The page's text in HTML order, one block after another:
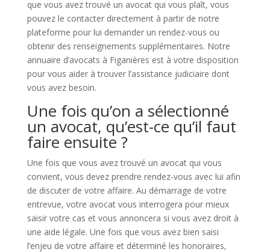
que vous avez trouvé un avocat qui vous plaît, vous
pouvez le contacter directement à partir de notre
plateforme pour lui demander un rendez-vous ou
obtenir des renseignements supplémentaires. Notre
annuaire d’avocats à Figanières est à votre disposition
pour vous aider à trouver l’assistance judiciaire dont
vous avez besoin.
Une fois qu’on a sélectionné
un avocat, qu’est-ce qu’il faut
faire ensuite ?
Une fois que vous avez trouvé un avocat qui vous
convient, vous devez prendre rendez-vous avec lui afin
de discuter de votre affaire. Au démarrage de votre
entrevue, votre avocat vous interrogera pour mieux
saisir votre cas et vous annoncera si vous avez droit à
une aide légale. Une fois que vous avez bien saisi
l’enjeu de votre affaire et déterminé les honoraires,